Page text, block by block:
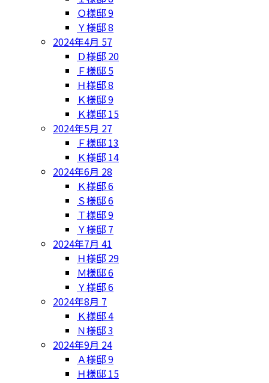
Ｏ様邸9
Ｙ様邸8
2024年4月 57
Ｄ様邸 20
Ｆ様邸 5
Ｈ様邸8
Ｋ様邸9
Ｋ様邸 15
2024年5月 27
Ｆ様邸 13
Ｋ様邸 14
2024年6月 28
Ｋ様邸6
Ｓ様邸6
Ｔ様邸9
Ｙ様邸 7
2024年7月 41
Ｈ様邸 29
Ｍ様邸6
Ｙ様邸6
2024年8月 7
Ｋ様邸4
Ｎ様邸3
2024年9月 24
Ａ様邸9
Ｈ様邸 15